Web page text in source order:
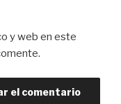
y web en este